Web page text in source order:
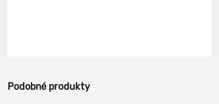
Podobné produkty